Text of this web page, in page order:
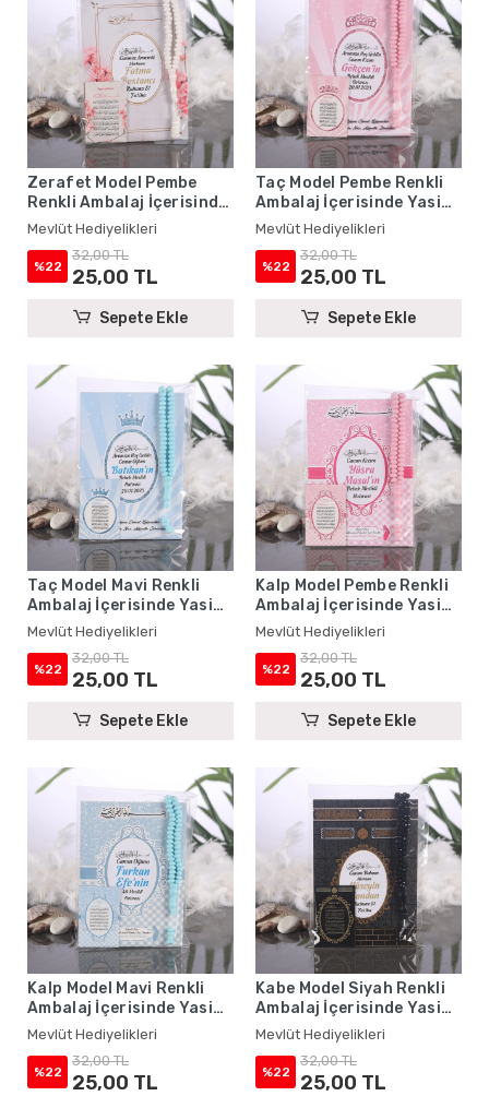
Zerafet Model Pembe
Renkli Ambalaj İçerisinde
Yasin Kitabı, Magnet ve
Tesbih - Mevlüt
Hediyelikleri
Mevlüt Hediyelikleri
%22
32,00 TL
25,00 TL
Sepete Ekle
Taç Model Pembe Renkli
Ambalaj İçerisinde Yasin
Kitabı, Magnet ve Tesbih -
Mevlüt Hediyelikleri
Mevlüt Hediyelikleri
%22
32,00 TL
25,00 TL
Sepete Ekle
Taç Model Mavi Renkli
Ambalaj İçerisinde Yasin
Kitabı, Magnet ve Tesbih -
Mevlüt Hediyelikleri
Mevlüt Hediyelikleri
%22
32,00 TL
25,00 TL
Sepete Ekle
Kalp Model Pembe Renkli
Ambalaj İçerisinde Yasin
Kitabı, Magnet ve Tesbih -
Mevlüt Hediyelikleri
Mevlüt Hediyelikleri
%22
32,00 TL
25,00 TL
Sepete Ekle
Kalp Model Mavi Renkli
Ambalaj İçerisinde Yasin
Kitabı, Magnet ve Tesbih -
Mevlüt Hediyelikleri
Mevlüt Hediyelikleri
%22
32,00 TL
25,00 TL
Kabe Model Siyah Renkli
Ambalaj İçerisinde Yasin
Kitabı, Magnet ve Tesbih -
Mevlüt Hediyelikleri
Mevlüt Hediyelikleri
%22
32,00 TL
25,00 TL